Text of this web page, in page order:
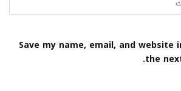
Save my name, email, and
the